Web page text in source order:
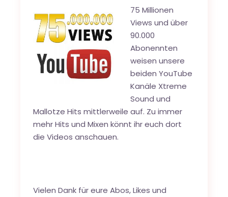
75 Millionen
Views und über
90.000
Abonennten
weisen unsere
beiden YouTube
Kanäle Xtreme
Sound und
Mallotze Hits mittlerweile auf. Zu immer
mehr Hits und Mixen könnt ihr euch dort
die Videos anschauen.
Vielen Dank für eure Abos, Likes und